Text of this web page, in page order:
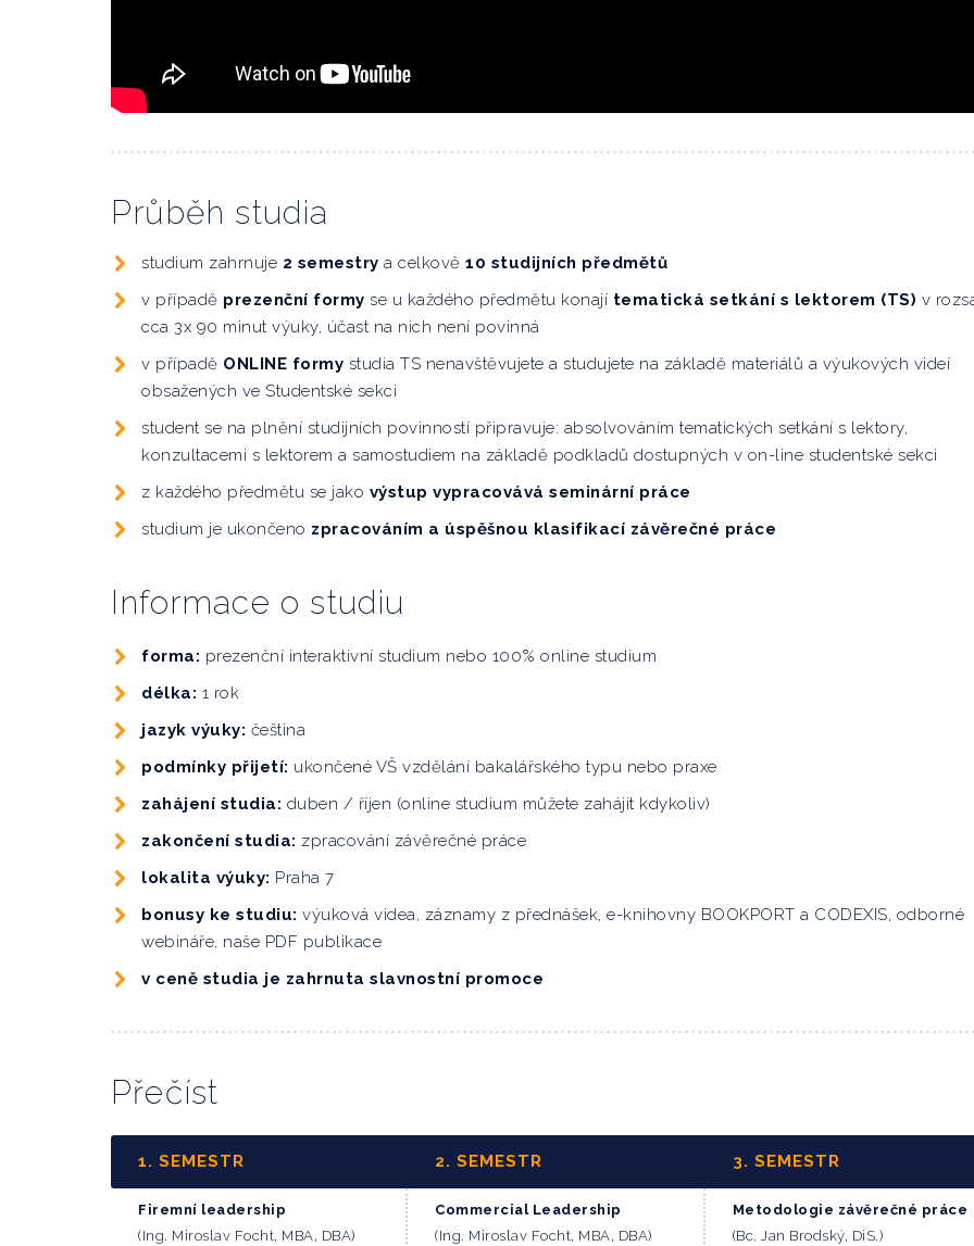
Průběh studia
studium zahrnuje 2 semestry a celkově 10 studijních předmětů
v případě prezenční formy se u každého předmětu konají tematická setkání s lektorem (TS) v
cca 3x 90 minut výuky, účast na nich není povinná
v případě ONLINE formy studia TS nenavštěvujete a studujete na základě materiálů a výukových videí
obsažených ve Studentské sekci
student se na plnění studijních povinností připravuje: absolvováním tematických setkání s lektory,
konzultacemi s lektorem a samostudiem na základě podkladů dostupných v on-line studentské sekci
z každého předmětu se jako výstup vypracovává seminární práce
studium je ukončeno zpracováním a úspěšnou klasifikací závěrečné práce
Informace o studiu
forma: prezenční interaktivní studium nebo 100% online studium
délka: 1 rok
jazyk výuky: čeština
podmínky přijetí: ukončené VŠ vzdělání bakalářského typu nebo praxe
zahájení studia: duben / říjen (online studium můžete zahájit kdykoliv)
zakončení studia: zpracování závěrečné práce
lokalita výuky: Praha 7
bonusy ke studiu: výuková videa, záznamy z přednášek, e-knihovny BOOKPORT a CODEXIS, odborné
webináře, naše PDF publikace
v ceně studia je zahrnuta slavnostní promoce
Přečíst
1. SEMESTR
Firemní leadership
(Ing. Miroslav Focht, MBA, DBA)
2. SEMESTR
Commercial Leadership
(Ing. Miroslav Focht, MBA, DBA)
3. SEMESTR
Metodologie závěrečné práce
(Bc. Jan Brodský, DiS.)